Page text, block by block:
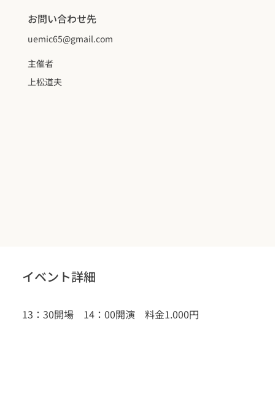
お問い合わせ先
uemic65@gmail.com
主催者
上松道夫
イベント詳細
13：30開場　14：00開演　料金1.000円